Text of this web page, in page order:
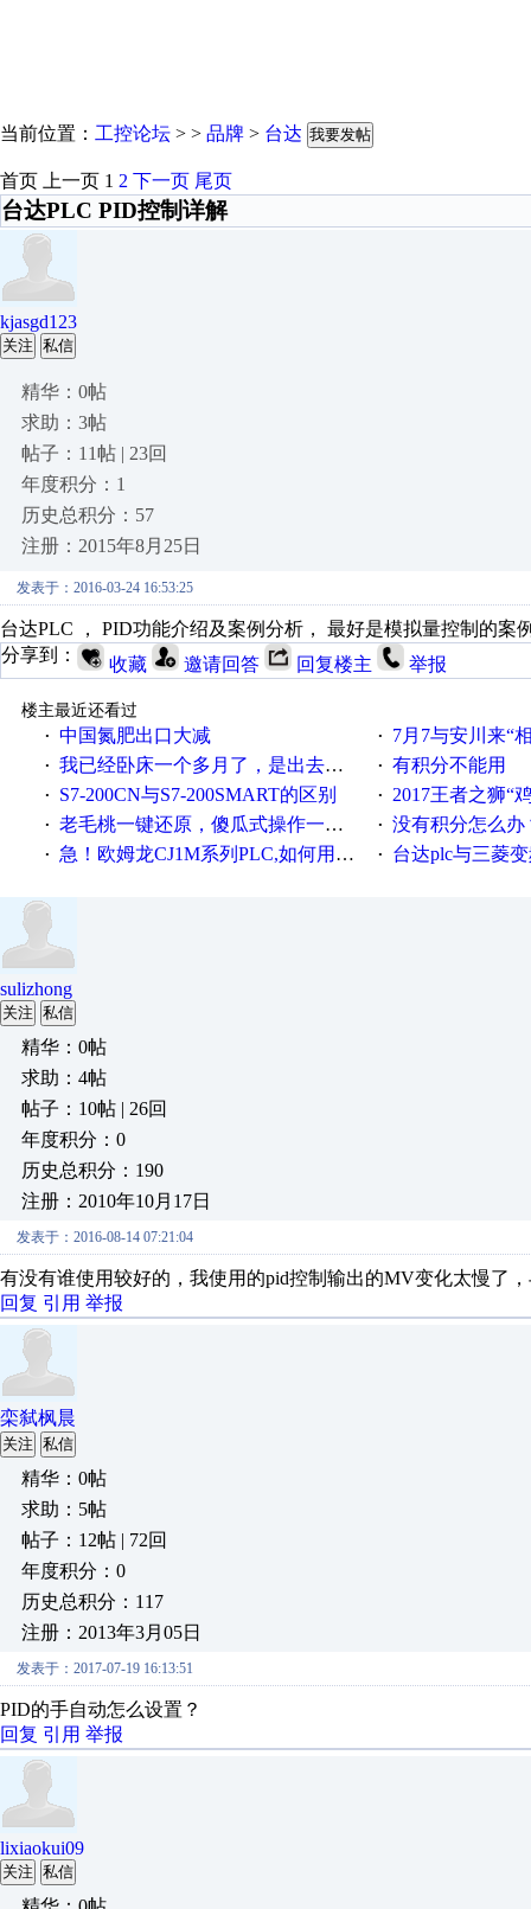
当前位置： 工控论坛 > > 品牌 > 台达 我要发帖
首页 上一页 1 2 下一页 尾页
台达PLC PID控制详解
kjasgd123
关注 私信
精华：0帖
求助：3帖
帖子：11帖 | 23回
年度积分：1
历史总积分：57
注册：2015年8月25日
发表于：2016-03-24 16:53:25
台达PLC ， PID功能介绍及案例分析， 最好是模拟量控制的案
分享到：
收藏 邀请回答 回复楼主 举报
楼主最近还看过
· 中国氮肥出口大减 · 7月7与安川来“
· 我已经卧床一个多月了，是出去安装机械手在高速遭遇车祸所致:大家工作都要特别注意啊 · 有积分不能用
· S7-200CN与S7-200SMART的区别 · 2017王者之狮“鸡”情签到
· 老毛桃一键还原，傻瓜式操作一键轻松备份还原；程序为向导式安装，一键即可实现自动备份或还原系统。 · 没有积分怎么办
· 急！欧姆龙CJ1M系列PLC,如何用时间控制变频器。要求时间在组态王中可以自由输入！拜托各位大神了！ · 台达plc与三菱
sulizhong
关注 私信
精华：0帖
求助：4帖
帖子：10帖 | 26回
年度积分：0
历史总积分：190
注册：2010年10月17日
发表于：2016-08-14 07:21:04
有没有谁使用较好的，我使用的pid控制输出的MV变化太慢了
回复 引用 举报
栾弑枫晨
关注 私信
精华：0帖
求助：5帖
帖子：12帖 | 72回
年度积分：0
历史总积分：117
注册：2013年3月05日
发表于：2017-07-19 16:13:51
PID的手自动怎么设置？
回复 引用 举报
lixiaokui09
关注 私信